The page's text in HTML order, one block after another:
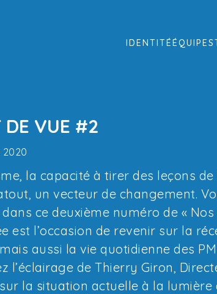
IDENTITÉÉQUIPE
DE VUE #2
2020
la capacité à tirer des leçons
un vecteur de changement.
ce deuxième numéro de «
est l’occasion de revenir sur la
aussi la vie quotidienne des
l’éclairage de Thierry Giron,
la situation actuelle à la lumière